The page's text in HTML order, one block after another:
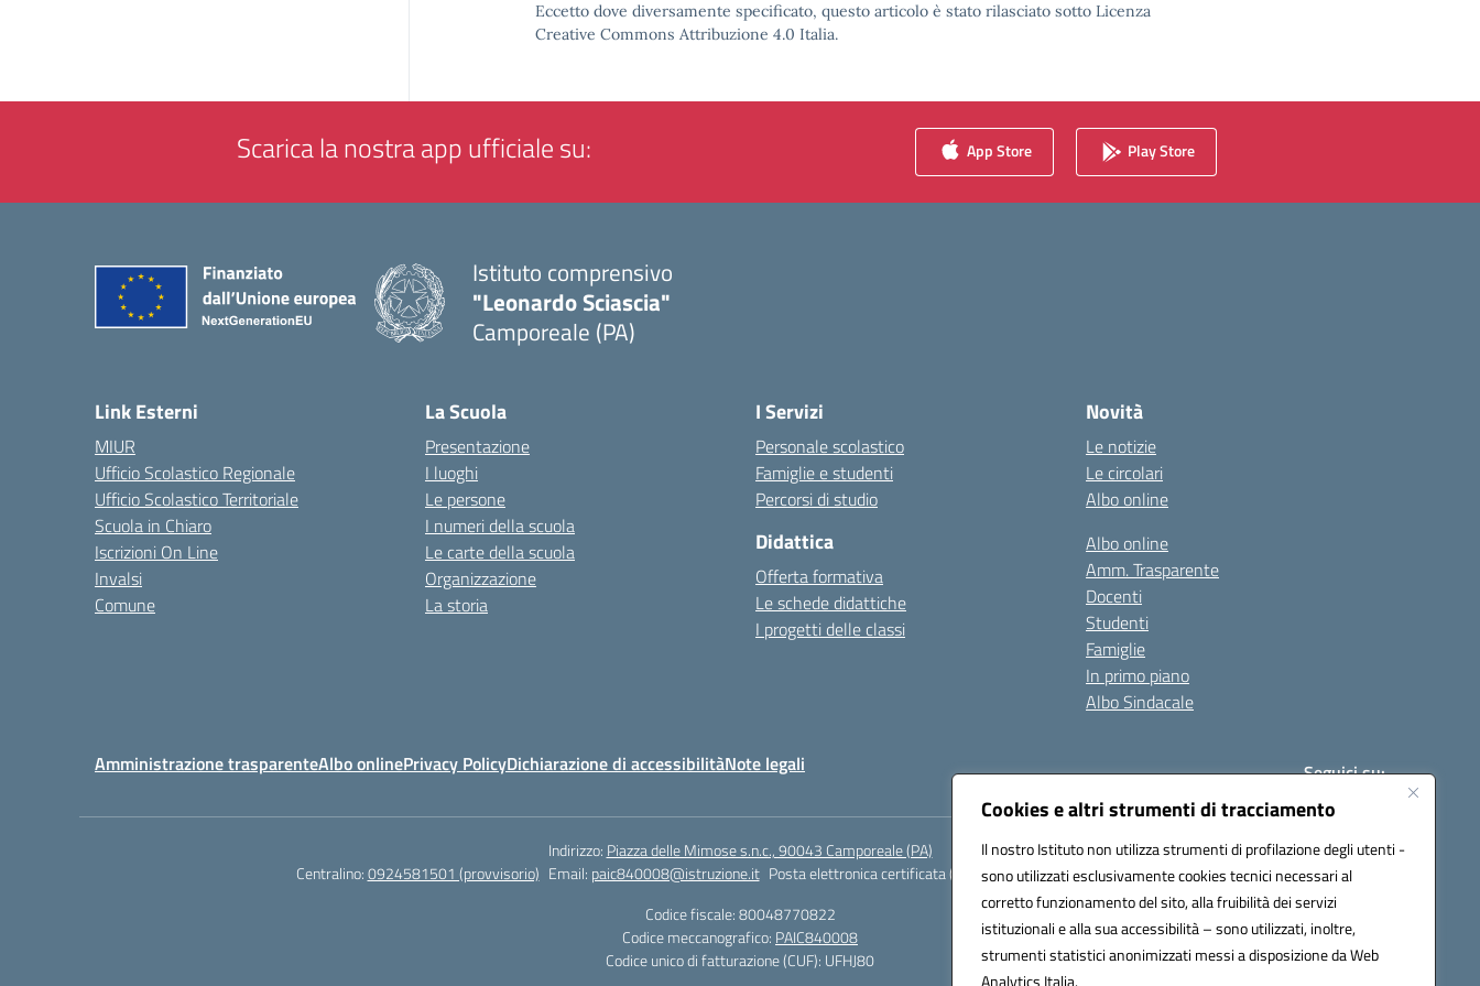
Cookies e altri strumenti di tracciamento
Il nostro Istituto non utilizza strumenti di profilazione degli utenti -
sono utilizzati esclusivamente cookies tecnici necessari al
corretto funzionamento del sito, alla fruibilità dei servizi
istituzionali e alla sua accessibilità – sono utilizzati, inoltre,
strumenti statistici anonimizzati messi a disposizione da Web
Analytics Italia.
Eccetto dove diversamente specificato, questo articolo è stato rilasciato sotto Licenza
Creative Commons Attribuzione 4.0 Italia.
Scarica la nostra app ufficiale su: App Store Play Store
Istituto comprensivo
"Leonardo Sciascia"
Camporeale (PA)
Link Esterni
MIUR
Ufficio Scolastico Regionale
Ufficio Scolastico Territoriale
Scuola in Chiaro
Iscrizioni On Line
Invalsi
Comune
La Scuola
Presentazione
I luoghi
Le persone
I numeri della scuola
Le carte della scuola
Organizzazione
La storia
I Servizi
Personale scolastico
Famiglie e studenti
Percorsi di studio
Didattica
Offerta formativa
Le schede didattiche
I progetti delle classi
Novità
Le notizie
Le circolari
Albo online
Albo online
Amm. Trasparente
Docenti
Studenti
Famiglie
In primo piano
Albo Sindacale
Amministrazione trasparenteAlbo onlinePrivacy PolicyDichiarazione di accessibilitàNote legali Seguici su:
Indirizzo: Piazza delle Mimose s.n.c., 90043 Camporeale (PA)
Centralino:0924581501 (provvisorio) Email: paic840008@istruzione.it Posta elettronica certificata (PEC):paic840008@pec.istruzione.it
Codice fiscale: 80048770822
Codice meccanografico: PAIC840008
Codice unico di fatturazione (CUF): UFHJ80